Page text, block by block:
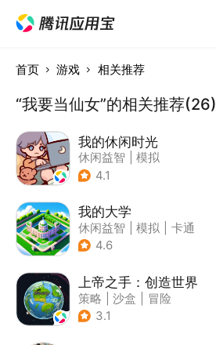
首页 游戏 相关推荐
“我要当仙女”的相关推荐(26)
我的休闲时光
休闲益智
模拟
4.1
我的大学
休闲益智 模拟
卡通
| 九游
4.6
上帝之手：创造世界
策略 沙盒
冒险
| 卡通
3.1